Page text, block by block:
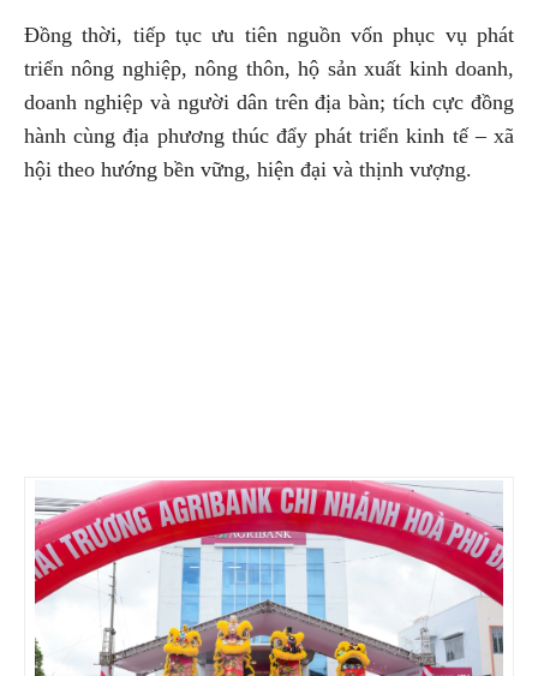
Đồng thời, tiếp tục ưu tiên nguồn vốn phục vụ phát
triển nông nghiệp, nông thôn, hộ sản xuất kinh doanh,
doanh nghiệp và người dân trên địa bàn; tích cực đồng
hành cùng địa phương thúc đẩy phát triển kinh tế – xã
hội theo hướng bền vững, hiện đại và thịnh vượng.